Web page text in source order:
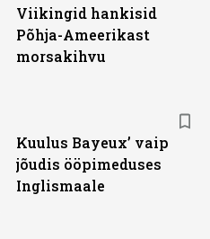
Viikingid hankisid
Põhja-Ameerikast
morsakihvu
Kuulus Bayeux’ vaip
jõudis ööpimeduses
Inglismaale